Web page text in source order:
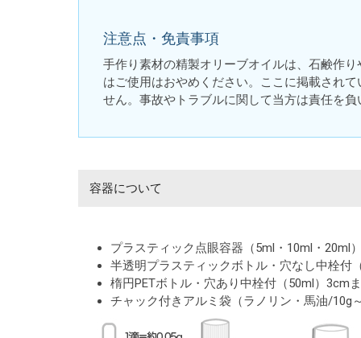
注意点・免責事項
手作り素材の精製オリーブオイルは、石鹸作
はご使用はおやめください。ここに掲載され
せん。事故やトラブルに関して当方は責任を
容器について
プラスティック点眼容器（5ml・10ml・20ml）
半透明プラスティックボトル・穴なし中栓付
楕円PETボトル・穴あり中栓付（50ml）3cm
チャック付きアルミ袋（ラノリン・馬油/10g